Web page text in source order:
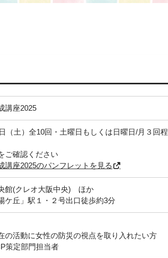
講座2025
（土）全10回・土曜日もしくは日曜日/月３回程
ご確認ください
講座2025のパンフレットを見る
館(クレオ大阪中央) ほか
ケ丘」駅１・２号出口徒歩約3分
の活動に女性の防災の視点を取り入れたい方
策定部門担当者